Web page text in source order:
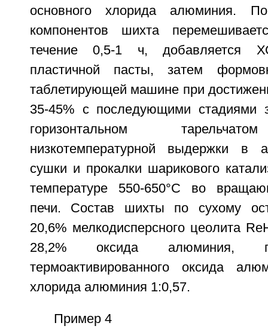
основного хлорида алюминия.
компонентов шихта
течение 0,5-1 ч, добавляется
пластичной пасты, затем
таблетирующей машине при
35-45% с последующими стадиями
горизонтальном
низкотемпературной выдержки в
сушки и прокалки шарикового
температуре 550-650°C во
печи. Состав шихты по сухому
20,6% мелкодисперсного цеолита
28,2% оксида алюминия,
термоактивированного оксида
хлорида алюминия 1:0,57.
Пример 4